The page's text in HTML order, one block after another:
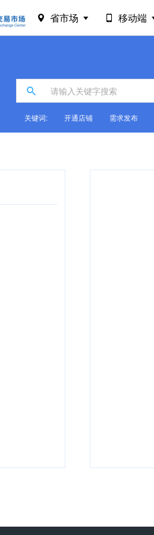
省市场 移动端
关键词: 开通店铺 需求发布